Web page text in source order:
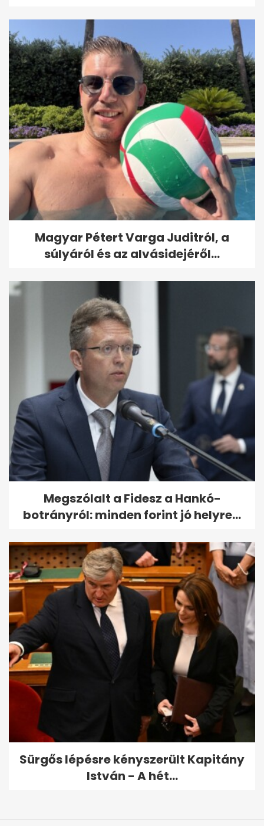
Magyar Pétert Varga Juditról, a
súlyáról és az alvásidejéről...
Megszólalt a Fidesz a Hankó-
botrányról: minden forint jó helyre...
Sürgős lépésre kényszerült Kapitány
István - A hét...